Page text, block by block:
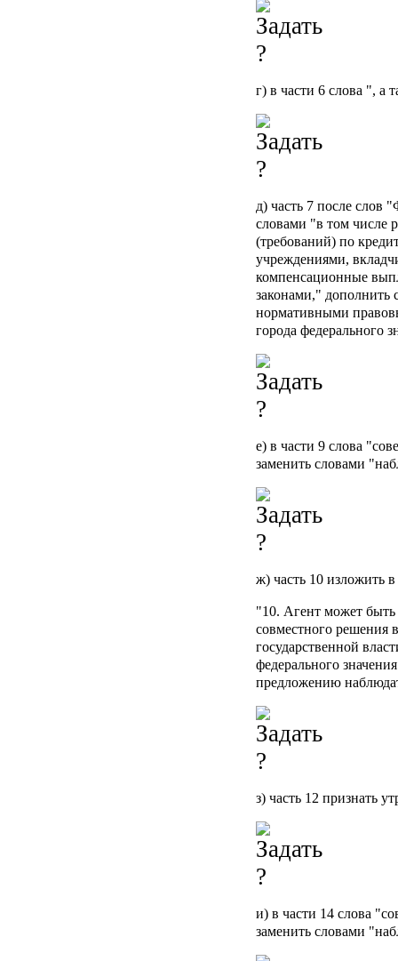
г) в части 6 слова ", а
д) часть 7 после слов
словами "в том числе
(требований) по
учреждениями,
компенсационные
законами,"
нормативными
города федерального
е) в части 9 слова
заменить словами
ж) часть 10 изложить
"10. Агент может
совместного решения
государственной
федерального
предложению
з) часть 12 признать
и) в части 14 слова
заменить словами